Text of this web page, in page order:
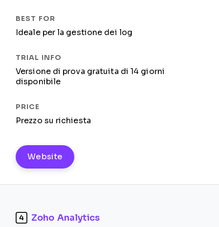
Ideale per la gestione dei log
Versione di prova gratuita di 14 giorni
disponibile
Prezzo su richiesta
Website
4 Zoho Analytics